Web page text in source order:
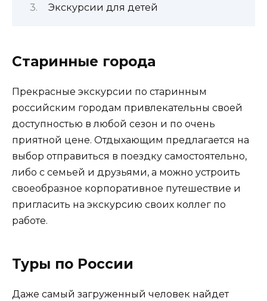
Экскурсии для детей
Старинные города
Прекрасные экскурсии по старинным
российским городам привлекательны своей
доступностью в любой сезон и по очень
приятной цене. Отдыхающим предлагается на
выбор отправиться в поездку самостоятельно,
либо с семьей и друзьями, а можно устроить
своеобразное корпоративное путешествие и
пригласить на экскурсию своих коллег по
работе.
Туры по России
Даже самый загруженный человек найдет